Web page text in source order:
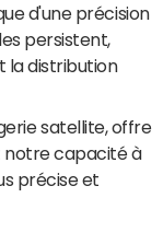
d'une précision
persistent,
la distribution
satellite, offre
notre capacité à
précise et